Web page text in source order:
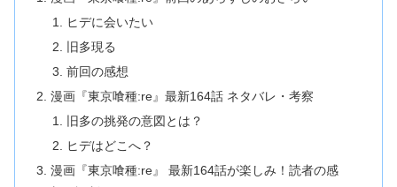
ヒデに会いたい
旧多現る
前回の感想
漫画『東京喰種:re』最新164話 ネタバレ・考察
旧多の挑発の意図とは？
ヒデはどこへ？
漫画『東京喰種:re』 最新164話が楽しみ！読者の感